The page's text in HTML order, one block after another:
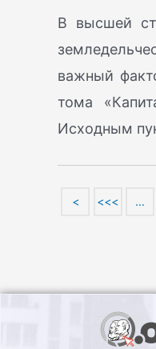
В высшей
важный
тома
Исходным
< <<< …